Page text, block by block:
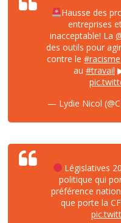
Hausse des
entreprises
inacceptable! La
des outils pour
contre le#racisme
au #travail
— Lydie Nicol
Législatives
politique qui
préférence
que porte la